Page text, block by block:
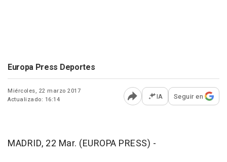
Europa Press Deportes
Miércoles, 22 marzo 2017
Actualizado: 16:14
Abrir opciones para
IA Seguir en
MADRID, 22 Mar. (EUROPA PRESS) -